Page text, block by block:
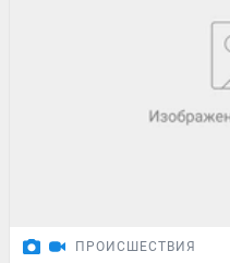
ПРОИСШЕСТВИЯ